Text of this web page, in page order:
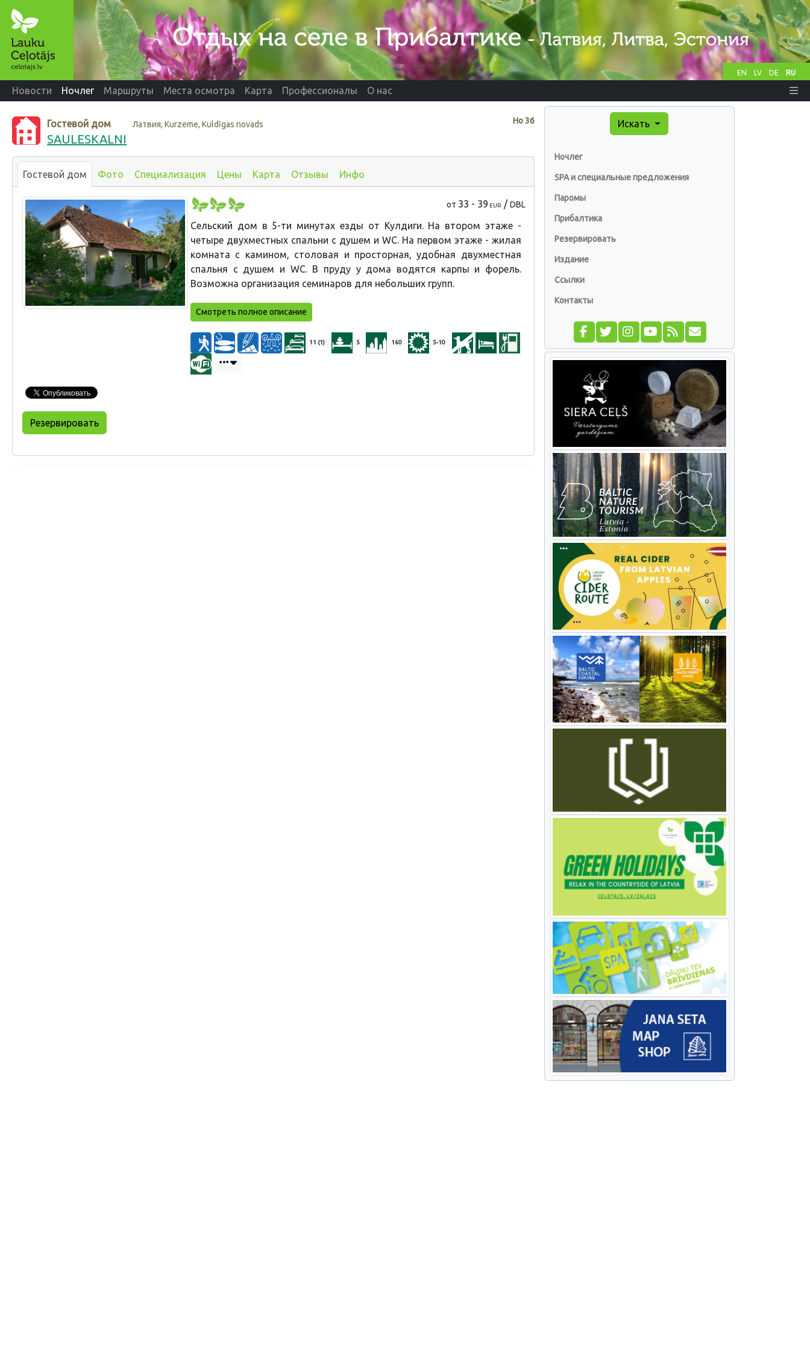
EN LV DE RU
Новости Ночлег Маршруты Места осмотра Карта Профессионалы О нас
Нo36
Гостевой дом Латвия, Kurzeme, Kuldīgas novads
SAULESKALNI
Гостевой дом Фото Специализация Цены Карта Отзывы Инфо
от 33 - 39 EUR /DBL
Сельский дом в 5-ти минутах езды от Кулдиги. На втором этаже -
четыре двухместных спальни с душем и WC. На первом этаже - жилая
комната с камином, столовая и просторная, удобная двухместная
спальня с душем и WC. В пруду у дома водятся карпы и форель.
Возможна организация семинаров для небольших групп.
Смотреть полное описание
11 (1) 5 160 5-10
Резервировать
Искать
Ночлег
SPA и специальные предложения
Паромы
Прибалтика
Резервировать
Издание
Ссылки
Контакты